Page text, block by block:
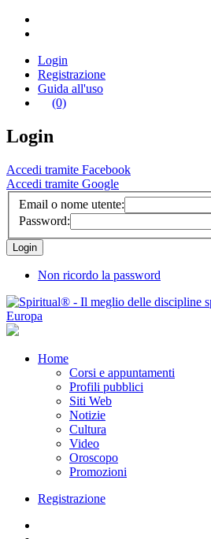
Login
Registrazione
Guida all'uso
(0)
Login
Accedi tramite Facebook
Accedi tramite Google
Email o nome utente:
Password:
Non ricordo la password
Home
Corsi e appuntamenti
Profili pubblici
Siti Web
Notizie
Cultura
Video
Oroscopo
Promozioni
Registrazione